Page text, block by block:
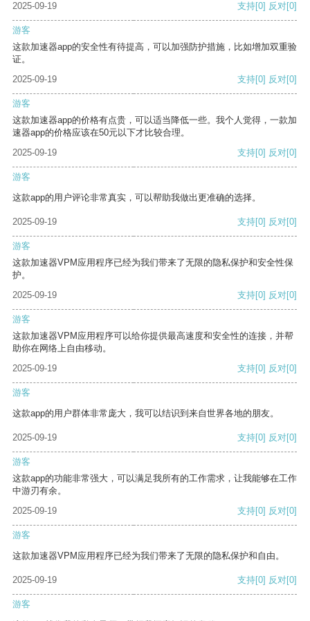
2025-09-19
支持[0] 反对[0]
游客
这款加速器app的安全性有待提高，可以加强防护措施，比如增加双重验
证。
2025-09-19
支持[0] 反对[0]
游客
这款加速器app的价格有点贵，可以适当降低一些。我个人觉得，一款加
速器app的价格应该在50元以下才比较合理。
2025-09-19
支持[0] 反对[0]
游客
这款app的用户评论非常真实，可以帮助我做出更准确的选择。
2025-09-19 支持[0] 反对[0]
游客
这款加速器VPM应用程序已经为我们带来了无限的隐私保护和安全性保
护。
2025-09-19
支持[0] 反对[0]
游客
这款加速器VPM应用程序可以给你提供最高速度和安全性的连接，并帮
助你在网络上自由移动。
2025-09-19
支持[0] 反对[0]
游客
这款app的用户群体非常庞大，我可以结识到来自世界各地的朋友。
2025-09-19 支持[0] 反对[0]
游客
这款app的功能非常强大，可以满足我所有的工作需求，让我能够在工作
中游刃有余。
2025-09-19
支持[0] 反对[0]
游客
这款加速器VPM应用程序已经为我们带来了无限的隐私保护和自由。
2025-09-19 支持[0] 反对[0]
游客